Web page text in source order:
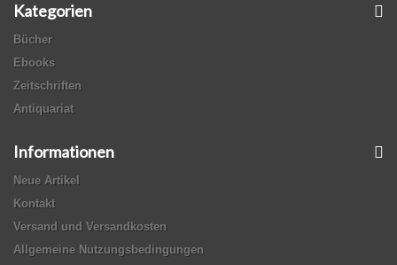
Kategorien
Bücher
Ebooks
Zeitschriften
Antiquariat
Informationen
Neue Artikel
Kontakt
Versand und Versandkosten
Allgemeine Nutzungsbedingungen